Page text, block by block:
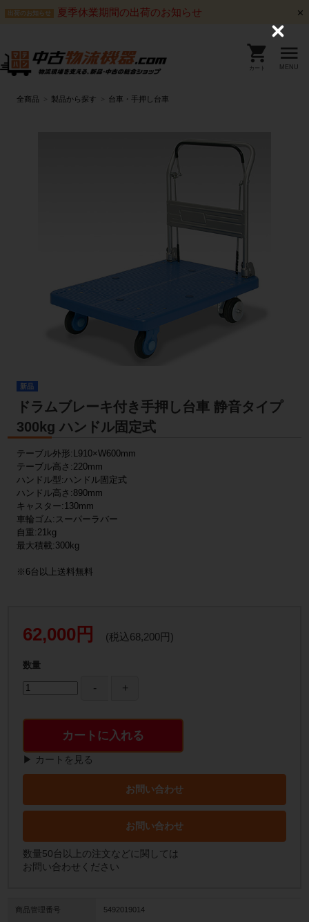
出荷のお知らせ 夏季休業期間の出荷のお知らせ
カート MENU
全商品 製品から探す 台車・手押し台車
新品
ドラムブレーキ付き手押し台車 静音タイプ
300kg ハンドル固定式
テーブル外形:L910×W600mm
テーブル高さ:220mm
ハンドル型:ハンドル固定式
ハンドル高さ:890mm
キャスター:130mm
車輪ゴム:スーパーラバー
自重:21kg
最大積載:300kg
※6台以上送料無料
62,000円 (税込68,200円)
数量
カートに入れる
▶ カートを見る
お問い合わせ
お問い合わせ
数量50台以上の注文などに関しては
お問い合わせください
商品管理番号 5492019014
C
o
s